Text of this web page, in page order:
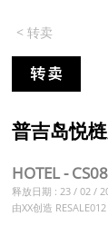
< 转卖
普吉岛悦
HOTEL -
释放日期 : 23 / 02 /
由XX创造 RESALE012